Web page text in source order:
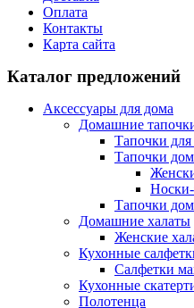
Оплата
Контакты
Карта сайта
Каталог предложений
Аксессуары для дома
Домашние
Тапочки для
Тапочки
Тапочки
Домашние халаты
Женские
Кухонные
Салфетки
Кухонные
Полотенца